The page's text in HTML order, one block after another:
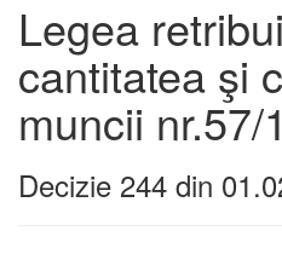
Legea
cantitatea şi
muncii nr.57/
Decizie 244 din